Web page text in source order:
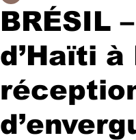
BRÉSIL
d’Haïti